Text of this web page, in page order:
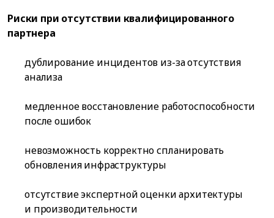
Риски при отсутствии квалифицированного
партнера
дублирование инцидентов из-за отсутствия
анализа
медленное восстановление работоспособности
после ошибок
невозможность корректно спланировать
обновления инфраструктуры
отсутствие экспертной оценки архитектуры
и производительности